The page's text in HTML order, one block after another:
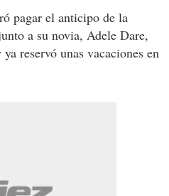
pagar el anticipo de la
a su novia, Adele Dare,
reservó unas vacaciones en